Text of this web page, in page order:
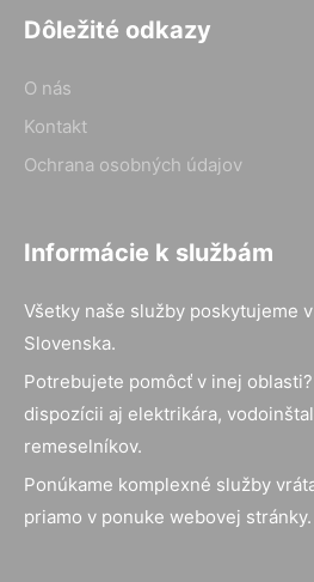
Dôležité odkazy
O nás
Kontakt
Ochrana osobných údajov
Informácie k službám
Všetky naše služby poskytujeme
Slovenska.
Potrebujete pomôcť v inej
dispozícii aj elektrikára,
remeselníkov.
Ponúkame komplexné služby
priamo v ponuke webovej stránky.